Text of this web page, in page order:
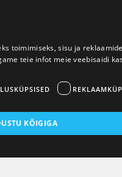
toimimiseks, sisu ja
teie infot meie veebisaidi
KÕIGIGA